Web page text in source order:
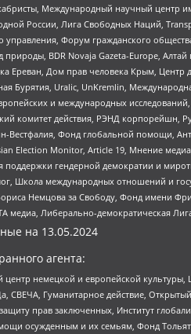
Международный научный центр
России, Лига Свободных Наций,
управления, Форум гражданского
BDR Novaja Gazeta-Europe,
Ереван, Дом прав человека Крым,
Бурятия, Uralic, UnKremlin,
и международных
комитет действия, РЭНД корпорейшн,
Фонд глобальной помощи,
Election Monitor, Article 19, Мнение
гендерной демократии и
Школа международных отношений и
Немцова за Свободу, Фонд имени
медиа, Либерально-демократическая
на 13.05.2024
агента:
немецкой и европейской
Гуманитарное действие,
прав заключенных, Институт
осужденным и их семьям, Фонд